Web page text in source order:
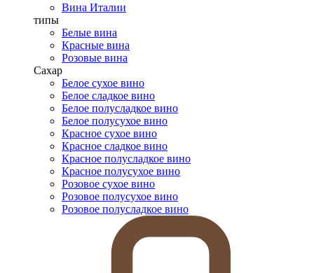
Вина Италии
типы
Белые вина
Красные вина
Розовые вина
Сахар
Белое сухое вино
Белое сладкое вино
Белое полусладкое вино
Белое полусухое вино
Красное сухое вино
Красное сладкое вино
Красное полусладкое вино
Красное полусухое вино
Розовое сухое вино
Розовое полусухое вино
Розовое полусладкое вино